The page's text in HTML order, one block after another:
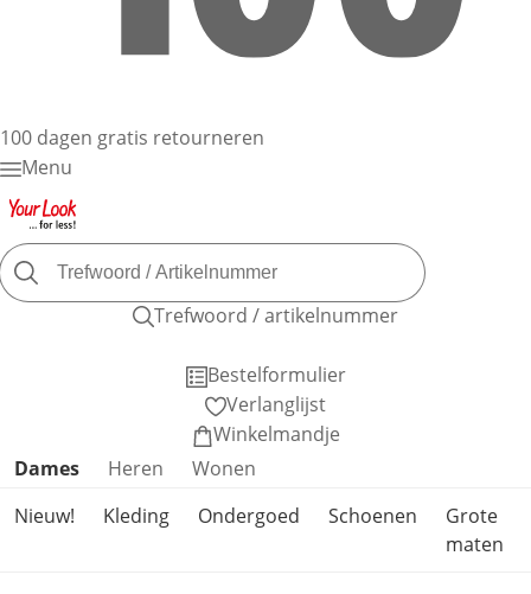
100 dagen gratis retourneren
Menu
Trefwoord / artikelnummer
Bestelformulier
Verlanglijst
Winkelmandje
Productcategorieën overslaan
Dames Heren
Wonen
Nieuw!
Kleding Ondergoed Schoenen
Grote
maten